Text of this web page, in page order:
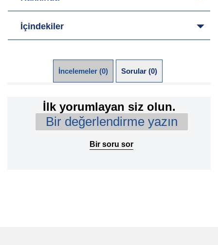
İçindekiler
İncelemeler (0) Sorular (0)
İlk yorumlayan siz olun.
Bir değerlendirme yazın
Bir soru sor